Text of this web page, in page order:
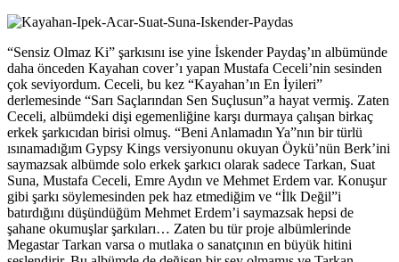
“Sensiz Olmaz Ki” şarkısını ise yine İskender Paydaş’ın albümünde
daha önceden Kayahan cover’ı yapan Mustafa Ceceli’nin sesinden
çok seviyordum. Ceceli, bu kez “Kayahan’ın En İyileri”
derlemesinde “Sarı Saçlarından Sen Suçlusun”a hayat vermiş. Zaten
Ceceli, albümdeki dişi egemenliğine karşı durmaya çalışan birkaç
erkek şarkıcıdan birisi olmuş. “Beni Anlamadın Ya”nın bir türlü
ısınamadığım Gypsy Kings versiyonunu okuyan Öykü’nün Berk’ini
saymazsak albümde solo erkek şarkıcı olarak sadece Tarkan, Suat
Suna, Mustafa Ceceli, Emre Aydın ve Mehmet Erdem var. Konuşur
gibi şarkı söylemesinden pek haz etmediğim ve “İlk Değil”i
batırdığını düşündüğüm Mehmet Erdem’i saymazsak hepsi de
şahane okumuşlar şarkıları… Zaten bu tür proje albümlerinde
Megastar Tarkan varsa o mutlaka o sanatçının en büyük hitini